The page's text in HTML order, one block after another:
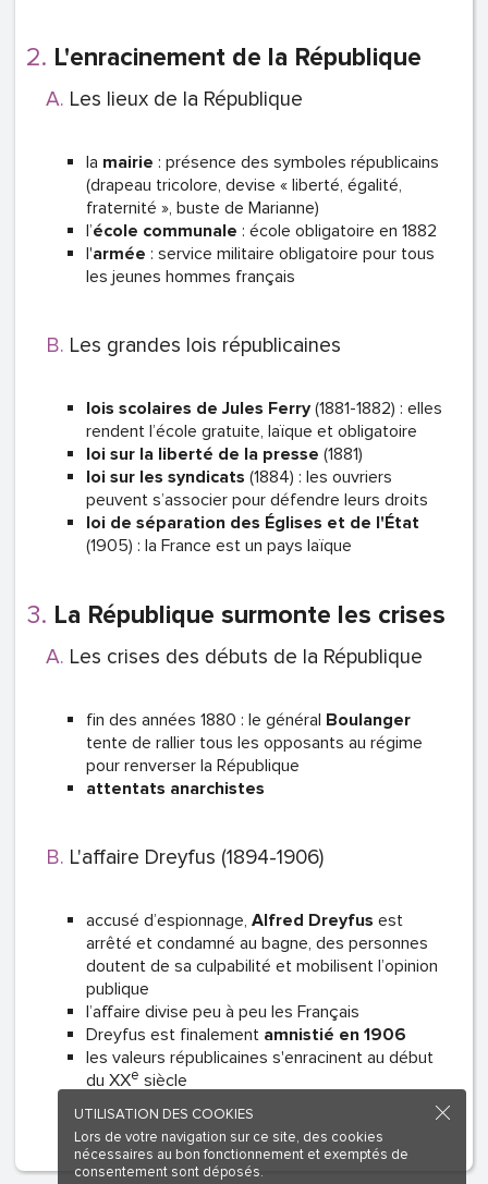
L'enracinement de la République
Les lieux de la République
la mairie : présence des symboles républicains
(drapeau tricolore, devise « liberté, égalité,
fraternité », buste de Marianne)
l’école communale : école obligatoire en 1882
l'armée : service militaire obligatoire pour tous
les jeunes hommes français
Les grandes lois républicaines
lois scolaires de Jules Ferry(1881-1882) : elles
rendent l’école gratuite, laïque et obligatoire
loi sur la liberté de la presse (1881)
loi sur les syndicats (1884) : les ouvriers
peuvent s’associer pour défendre leurs droits
loi de séparation des Églises et de l'État
(1905) : la France est un pays laïque
La République surmonte les crises
Les crises des débuts de la République
fin des années 1880 : le général Boulanger
tente de rallier tous les opposants au régime
pour renverser la République
attentats anarchistes
L'affaire Dreyfus (1894-1906)
accusé d’espionnage, Alfred Dreyfus est
arrêté et condamné au bagne, des personnes
doutent de sa culpabilité et mobilisent l’opinion
publique
l’affaire divise peu à peu les Français
Dreyfus est finalement amnistié en 1906
les valeurs républicaines s'enracinent au début
du XXe siècle
UTILISATION DES COOKIES
Lors de votre navigation sur ce site, des cookies
nécessaires au bon fonctionnement et exemptés de
consentement sont déposés.